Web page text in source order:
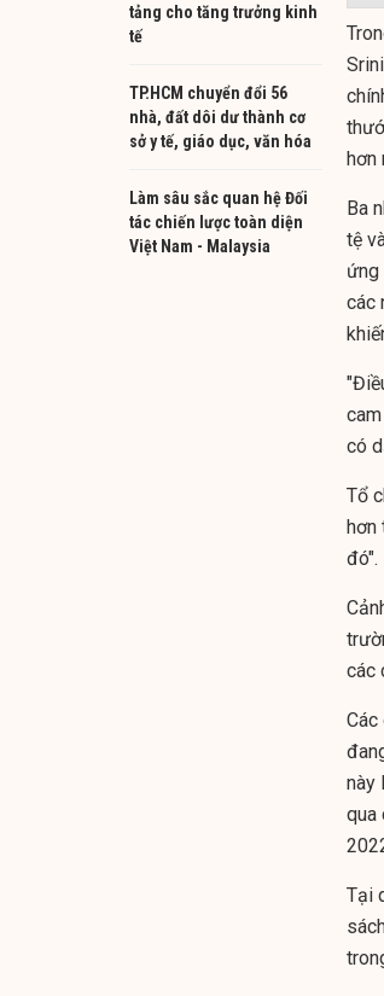
tảng cho tăng trưởng kinh
tế
TP.HCM chuyển đổi 56
nhà, đất dôi dư thành cơ
sở y tế, giáo dục, văn hóa
Làm sâu sắc quan hệ Đối
tác chiến lược toàn diện
Việt Nam - Malaysia
hơn
Ba
tệ
ứng
các
có
Tổ
hơn
đó".
các
này
qua
Tại